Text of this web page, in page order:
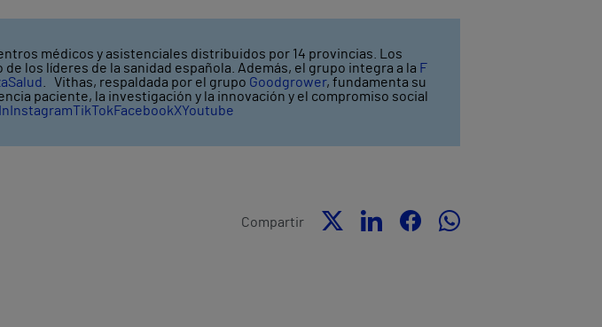
médicos y asistenciales distribuidos por 14 provincias. Los
los líderes de la sanidad española. Además, el grupo integra a la F
. Vithas, respaldada por el grupo Goodgrower, fundamenta su
paciente, la investigación y la innovación y el compromiso social
InstagramTikTokFacebookXYoutube
Compartir